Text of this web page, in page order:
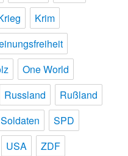
Krim
One World
Russland
Rußland
Soldaten
SPD
USA ZDF